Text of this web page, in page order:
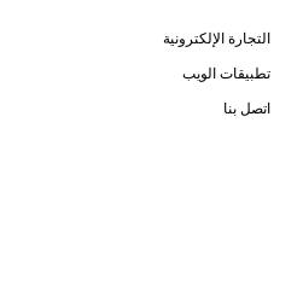
التجارة الإلكترونية
تطبيقات الويب
اتصل بنا